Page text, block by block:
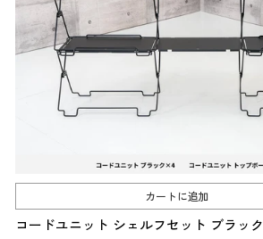
カートに追加
コードユニット シェルフセット ブラック